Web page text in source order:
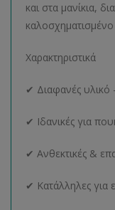
και στα μανίκια,
Χαρακτηριστικά
✔ Διαφανές
✔ Ιδανικές για
✔ Ανθεκτικές &
✔ Κατάλληλες για